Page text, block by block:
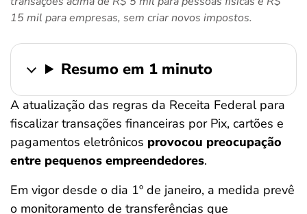
15 mil para empresas, sem criar novos impostos.
Resumo em 1 minuto
A atualização das regras da Receita Federal para
fiscalizar transações financeiras por Pix, cartões e
pagamentos eletrônicos provocou preocupação
entre pequenos empreendedores.
Em vigor desde o dia 1º de janeiro, a medida prevê
o monitoramento de transferências que